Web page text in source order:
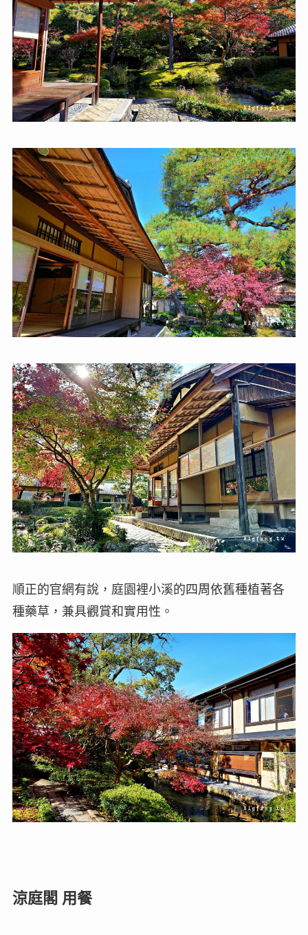
順正的官網有說，庭園裡小溪的四周依舊種植著各
種藥草，兼具觀賞和實用性。
涼庭閣 用餐